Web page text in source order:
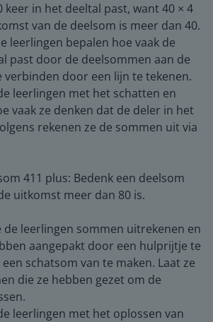
keer in het deeltal past, want 40 × 4
van de deelsom is meer dan 40.
leerlingen bepalen hoe vaak de
past door de deelsommen aan de
verbinden door een lijn te tekenen.
leerlingen met het schatten en
vaak ze denken dat de deler in het
rekenen ze de sommen uit via
411 plus: Bedenk een deelsom
uitkomst meer dan 80 is.
de leerlingen sommen uitrekenen en
aangepakt door een hulprijtje te
schatsom van te maken. Laat ze
die ze hebben gezet om de
leerlingen met het oplossen van